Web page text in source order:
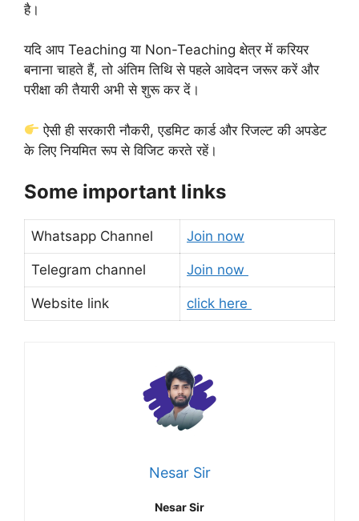
है।
यदि आप Teaching या Non-Teaching क्षेत्र में करियर
बनाना चाहते हैं, तो अंतिम तिथि से पहले आवेदन जरूर करें और
परीक्षा की तैयारी अभी से शुरू कर दें।
ऐसी ही सरकारी नौकरी, एडमिट कार्ड और रिजल्ट की अपडेट
के लिए नियमित रूप से विजिट करते रहें।
Some important links
Whatsapp Channel Join now
Telegram channel Join now
Website link click here
Nesar Sir
Nesar Sir